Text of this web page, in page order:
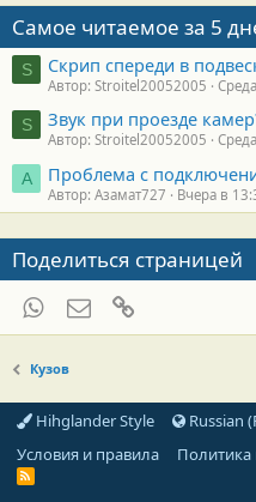
Самое читаемое за 5
S Скрип спереди в
Автор: Stroitel20052005
S Звук при проезде
Автор: Stroitel20052005
А Проблема с
Автор: Азамат727 Вчера в
Поделиться страницей
WhatsAppЭлектронная почта
Кузов
Hihglander Style
Russian
Условия и правила
Политика
R